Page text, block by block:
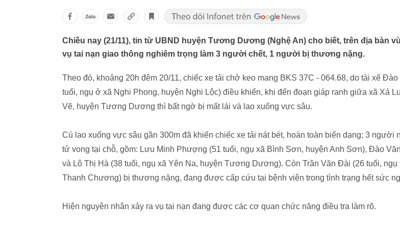
Chiều nay (21/11), tin từ UBND huyện Tương Dương (Nghệ An) cho biết, trên địa bàn
vụ tai nạn giao thông nghiêm trọng làm 3 người chết, 1 người bị thương nặng.
Theo đó, khoảng 20h đêm 20/11, chiếc xe tải chở keo mang BKS 37C - 064.68, do tài xế
tuổi, ngụ ở xã Nghi Phong, huyện Nghi Lộc) điều khiển, khi đến đoạn giáp ranh giữa xã Xá
Vẽ, huyện Tương Dương thì bất ngờ bị mất lái và lao xuống vực sâu.
Cú lao xuống vực sâu gần 300m đã khiến chiếc xe tải nát bét, hoàn toàn biến dạng; 3 người
tử vong tại chỗ, gồm: Lưu Minh Phượng (51 tuổi, ngụ xã Bình Sơn, huyện Anh Sơn), Đào
và Lô Thị Hà (38 tuổi, ngụ xã Yên Na, huyện Tương Dương). Còn Trần Văn Đài (26 tuổi, ngụ
Thanh Chương) bị thương nặng, đang được cấp cứu tại bệnh viện trong tình trạng hết sức
Hiện nguyên nhân xảy ra vụ tai nạn đang được các cơ quan chức năng điều tra làm rõ.